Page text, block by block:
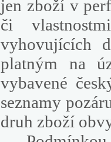
jen zboží v
či
vyhovujících
platným na
vybavené
seznamy
druh zboží